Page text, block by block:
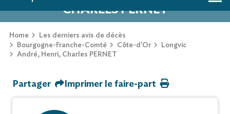
CHARLES PERNET
Home
Les derniers avis de décès
Bourgogne-Franche-Comté
Côte-d'Or
Longvic
André, Henri, Charles PERNET
Faire-part
Partager Imprimer le faire-part